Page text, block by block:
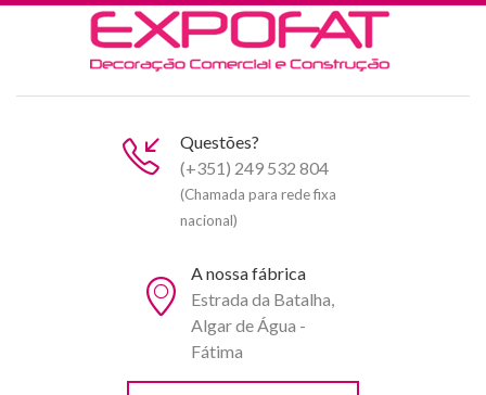
Questões?
(+351) 249 532 804
(Chamada para rede fixa
nacional)
A nossa fábrica
Estrada da Batalha,
Algar de Água -
Fátima